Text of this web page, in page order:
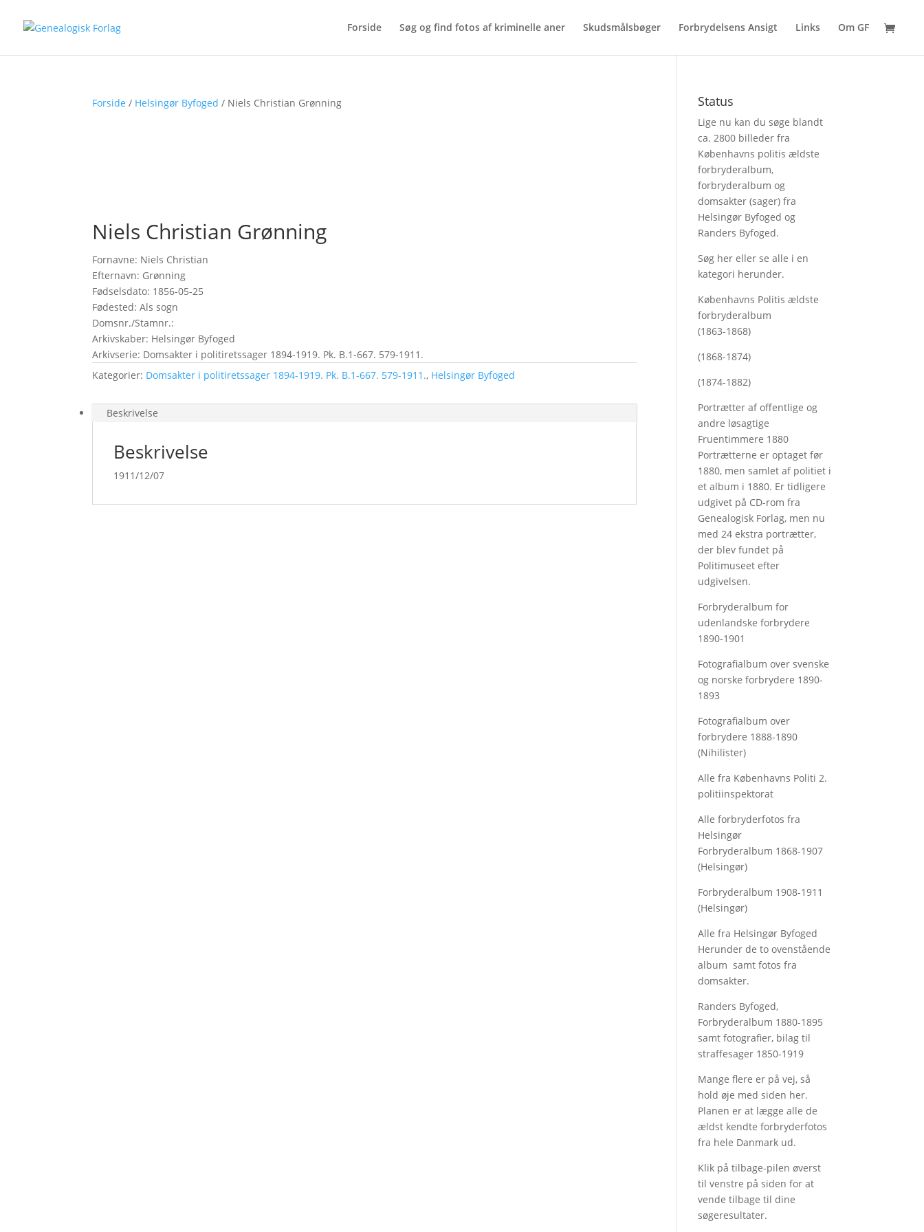
Forside Søg og find fotos af kriminelle aner Skudsmålsbøger Forbrydelsens Ansigt Links Om GF
Forside / Helsingør Byfoged / Niels Christian Grønning
Niels Christian Grønning
Fornavne: Niels Christian
Efternavn: Grønning
Fødselsdato: 1856-05-25
Fødested: Als sogn
Domsnr./Stamnr.:
Arkivskaber: Helsingør Byfoged
Arkivserie: Domsakter i politiretssager 1894-1919. Pk. B.1-667. 579-1911.
Kategorier: Domsakter i politiretssager 1894-1919. Pk. B.1-667. 579-1911., Helsingør Byfoged
Beskrivelse
Beskrivelse
1911/12/07
Status
Lige nu kan du søge blandt
ca. 2800 billeder fra
Københavns politis ældste
forbryderalbum,
forbryderalbum og
domsakter (sager) fra
Helsingør Byfoged og
Randers Byfoged.
Søg her eller se alle i en
kategori herunder.
Københavns Politis ældste
forbryderalbum
(1863-1868)
(1868-1874)
(1874-1882)
Portrætter af offentlige og
andre løsagtige
Fruentimmere 1880
Portrætterne er optaget før
1880, men samlet af politiet i
et album i 1880. Er tidligere
udgivet på CD-rom fra
Genealogisk Forlag, men nu
med24 ekstra portrætter,
der blev fundet på
Politimuseet efter
udgivelsen.
Forbryderalbum for
udenlandske forbrydere
1890-1901
Fotografialbum over svenske
og norske forbrydere 1890-
1893
Fotografialbum over
forbrydere 1888-1890
(Nihilister)
Alle fra Københavns Politi 2.
politiinspektorat
Alle forbryderfotos fra
Helsingør
Forbryderalbum 1868-1907
(Helsingør)
Forbryderalbum 1908-1911
(Helsingør)
Alle fra Helsingør Byfoged
Herunder de to ovenstående
album samt fotos fra
domsakter.
Randers Byfoged,
Forbryderalbum 1880-1895
samt fotografier, bilag til
straffesager 1850-1919
Mange flere er på vej, så
hold øje med siden her.
Planen er at lægge alle de
ældst kendte forbryderfotos
fra hele Danmark ud.
Klik på tilbage-pilen øverst
til venstre på siden for at
vende tilbage til dine
søgeresultater.